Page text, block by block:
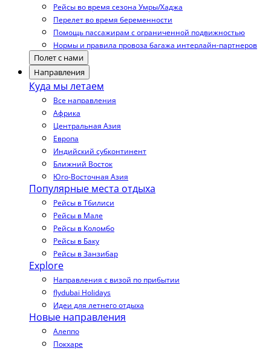
Рейсы во время сезона Умры/Хаджа
Перелет во время беременности
Помощь пассажирам с ограниченной подвижностью
Нормы и правила провоза багажа интерлайн-партнеров
Полет с нами
Направления
Куда мы летаем
Все направления
Африка
Центральная Азия
Европа
Индийский субконтинент
Ближний Восток
Юго-Восточная Азия
Популярные места отдыха
Рейсы в Тбилиси
Рейсы в Мале
Рейсы в Коломбо
Рейсы в Баку
Рейсы в Занзибар
Explore
Направления с визой по прибытии
flydubai Holidays
Идеи для летнего отдыха
Новые направления
Алеппо
Покхаре